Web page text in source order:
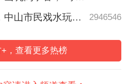
卡。
，所以很多COSER都会
图集｜高温来袭，中山市民戏水玩泡沫消暑 2946546
，查看更多热榜